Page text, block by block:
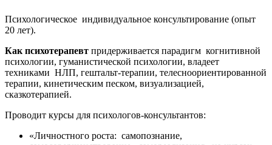
Психологическое индивидуальное консультирование (опыт
20 лет).
Как психотерапевт придерживается парадигм когнитивной
психологии, гуманистической психологии, владеет
техниками НЛП, гештальт-терапии, телесноориентированной
терапии, кинетическим песком, визуализацией,
сказкотерапией.
Проводит курсы для психологов-консультантов:
«Личностного роста: самопознание,